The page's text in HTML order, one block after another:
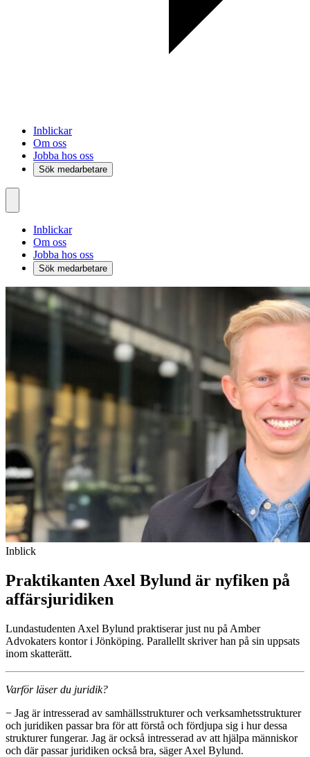
Inblickar
Om oss
Jobba hos oss
Sök medarbetare
Inblickar
Om oss
Jobba hos oss
Sök medarbetare
Inblick
Praktikanten Axel Bylund är nyfiken på
affärsjuridiken
Lundastudenten Axel Bylund praktiserar just nu på Amber
Advokaters kontor i Jönköping. Parallellt skriver han på sin uppsats
inom skatterätt.
Varför läser du juridik?
− Jag är intresserad av samhällsstrukturer och verksamhetsstrukturer
och juridiken passar bra för att förstå och fördjupa sig i hur dessa
strukturer fungerar. Jag är också intresserad av att hjälpa människor
och där passar juridiken också bra, säger Axel Bylund.